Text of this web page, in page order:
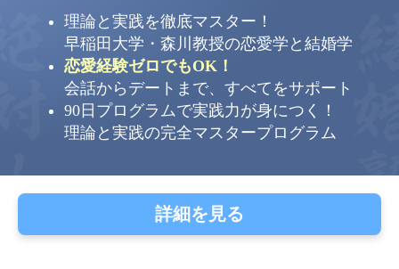
理論と実践を徹底マスター！
早稲田大学・森川教授の恋愛学と結婚学
恋愛経験ゼロでもOK！
会話からデートまで、すべてをサポート
90日プログラムで実践力が身につく！
理論と実践の完全マスタープログラム
詳細を見る